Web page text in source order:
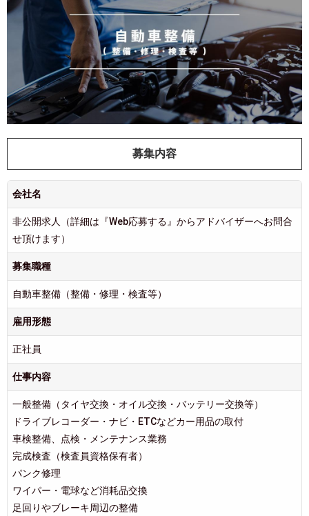
募集内容
会社名
非公開求人（詳細は『Web応募する』からアドバイザーへお問合
せ頂けます）
募集職種
自動車整備（整備・修理・検査等）
雇用形態
正社員
仕事内容
一般整備（タイヤ交換・オイル交換・バッテリー交換等）
ドライブレコーダー・ナビ・ETCなどカー用品の取付
車検整備、点検・メンテナンス業務
完成検査（検査員資格保有者）
パンク修理
ワイパー・電球など消耗品交換
足回りやブレーキ周辺の整備